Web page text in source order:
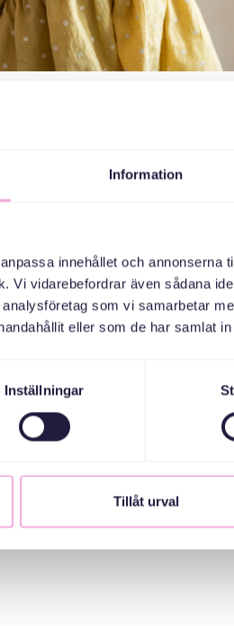
Information
innehållet och annonserna
Vi vidarebefordrar även sådana
som vi samarbetar
eller som de har samlat
Inställningar
Tillåt urval
med
är en förening med över 90 års
och dansare. Vi avslutar med
med barn upp till 2 år, samt